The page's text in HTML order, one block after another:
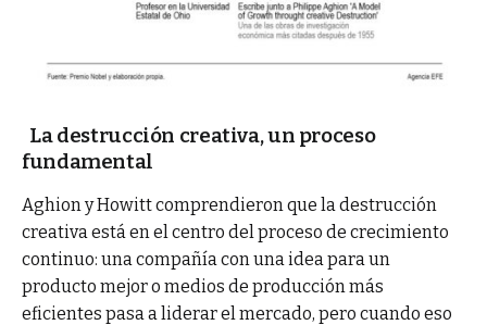
La destrucción creativa, un proceso
fundamental
Aghion y Howitt comprendieron que la destrucción
creativa está en el centro del proceso de crecimiento
continuo: una compañía con una idea para un
producto mejor o medios de producción más
eficientes pasa a liderar el mercado, pero cuando eso